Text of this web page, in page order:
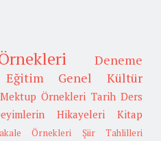
Deneme
Eğitim Genel Kültür
Mektup Örnekleri Tarih Ders
Hikayeleri
Kitap
Örnekleri Şiir Tahlilleri